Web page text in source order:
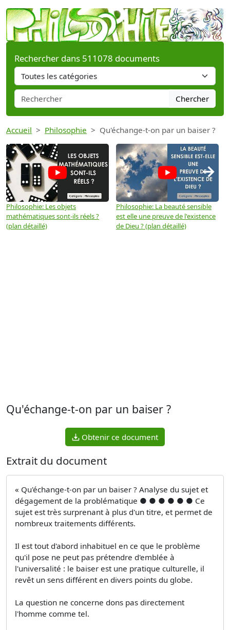
Rechercher dans 511078 documents
Chercher
Accueil Philosophie Qu'échange-t-on par un baiser ?
Philosophie: Les objets
mathématiques sont-ils réels ?
(plan détaillé)
Philosophie: La beauté sensible
est elle une preuve de l'existence
de Dieu ? (plan détaillé)
→
Qu'échange-t-on par un baiser ?
Obtenir ce document
Extrait du document
« Qu'échange-t-on par un baiser ? Analyse du sujet et
dégagement de la problématique ● ● ● ● ● ● Ce
sujet est très surprenant à plus d'un titre, et permet de
nombreux traitements différents.
Il est tout d'abord inhabituel en ce que le problème
qu'il pose ne peut pas prétendre d'emblée à
l'universalité : le baiser est une pratique culturelle, il
revêt un sens différent en divers points du globe.
La question ne concerne dons pas directement
l'homme comme tel.